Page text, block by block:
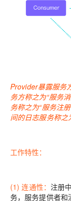
Provider暴露服务
务方称之为“服务
务称之为“服务注
间的日志服务称之
工作特性：
(1) 连通性： 注册
务，服务提供者和